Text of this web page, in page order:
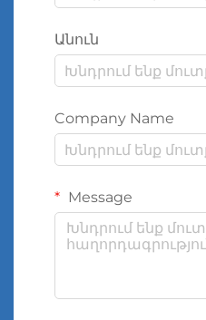
Անուն
Company Name
Message